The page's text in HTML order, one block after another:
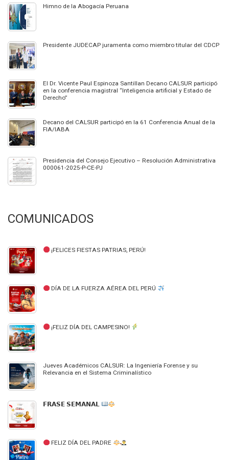
Himno de la Abogacía Peruana
Presidente JUDECAP juramenta como miembro titular del CDCP
El Dr. Vicente Paul Espinoza Santillan Decano CALSUR participó
en la conferencia magistral “Inteligencia artificial y Estado de
Derecho”
Decano del CALSUR participó en la 61 Conferencia Anual de la
FIA/IABA
Presidencia del Consejo Ejecutivo – Resolución Administrativa
000061-2025-P-CE-PJ
COMUNICADOS
¡FELICES FIESTAS PATRIAS, PERÚ!
DÍA DE LA FUERZA AÉREA DEL PERÚ
¡FELIZ DÍA DEL CAMPESINO!
Jueves Académicos CALSUR: La Ingeniería Forense y su
Relevancia en el Sistema Criminalístico
𝗙𝗥𝗔𝗦𝗘 𝗦𝗘𝗠𝗔𝗡𝗔𝗟
FELIZ DÍA DEL PADRE